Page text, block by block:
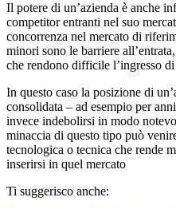
Il potere di un’azienda è anche
competitor entranti nel suo
concorrenza nel mercato di
minori sono le barriere
che rendono difficile l’ingresso di
In questo caso la posizione di
consolidata – ad esempio per
invece indebolirsi in modo
minaccia di questo tipo può
tecnologica o tecnica che rende
inserirsi in quel mercato
Ti suggerisco anche: